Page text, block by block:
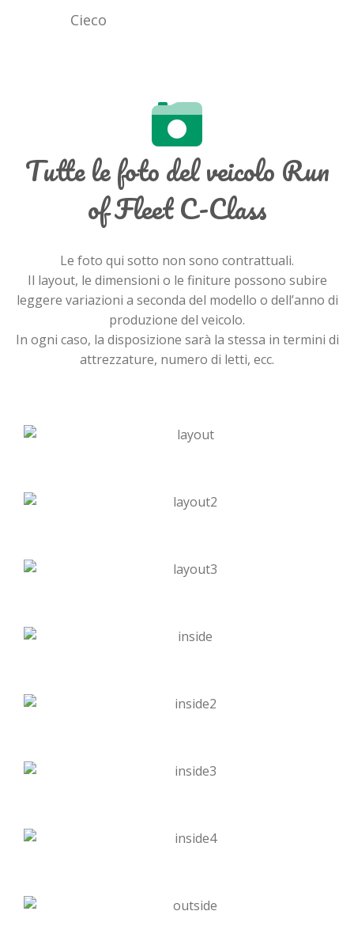
Cieco
Tutte le foto del veicolo Run
of Fleet C-Class
Le foto qui sotto non sono contrattuali.
Il layout, le dimensioni o le finiture possono subire
leggere variazioni a seconda del modello o dell’anno di
produzione del veicolo.
In ogni caso, la disposizione sarà la stessa in termini di
attrezzature, numero di letti, ecc.